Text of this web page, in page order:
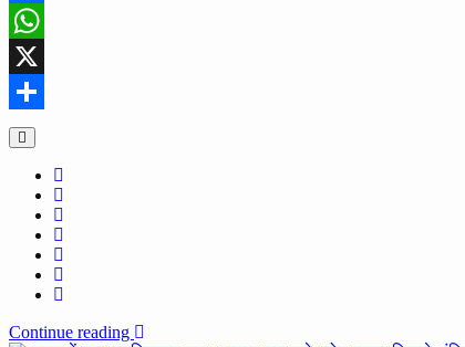
Facebook
WhatsApp
X
Share
Continue reading